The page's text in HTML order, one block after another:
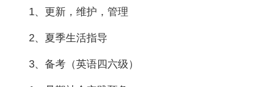
1、更新，维护，管理
2、夏季生活指导
3、备考（英语四六级）